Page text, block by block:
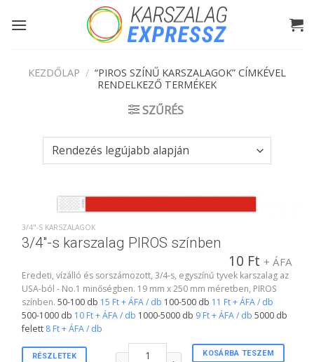
KEZDŐLAP / “PIROS SZÍNŰ KARSZALAGOK” CÍMKÉVEL
RENDELKEZŐ TERMÉKEK
SZŰRÉS
3/4"-S KARSZALAGOK
3/4″-s karszalag PIROS színben
10 Ft + ÁFA
Eredeti, vízálló és sorszámozott, 3/4-s, egyszínű tyvek karszalag az
USA-ból - No.1 minőségben. 19 mm x 250 mm méretben, PIROS
színben.50-100 db 15 Ft + ÁFA / db 100-500 db 11 Ft + ÁFA / db
500-1000 db 10 Ft + ÁFA / db 1000-5000 db 9 Ft + ÁFA / db 5000 db
felett 8 Ft + ÁFA / db
RÉSZLETEK KOSÁRBA TESZEM
3/4"-s karszalag PIROS színben mennyiség